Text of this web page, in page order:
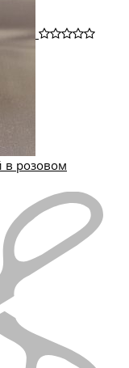
в розовом